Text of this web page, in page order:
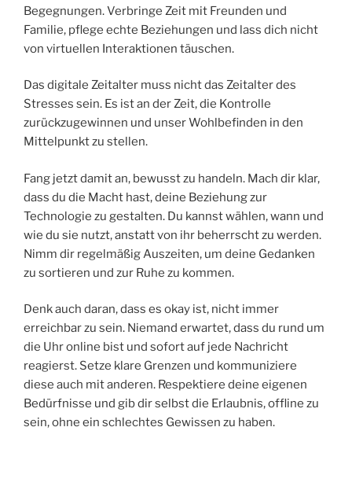
Begegnungen. Verbringe Zeit mit Freunden und
Familie, pflege echte Beziehungen und lass dich nicht
von virtuellen Interaktionen täuschen.
Das digitale Zeitalter muss nicht das Zeitalter des
Stresses sein. Es ist an der Zeit, die Kontrolle
zurückzugewinnen und unser Wohlbefinden in den
Mittelpunkt zu stellen.
Fang jetzt damit an, bewusst zu handeln. Mach dir klar,
dass du die Macht hast, deine Beziehung zur
Technologie zu gestalten. Du kannst wählen, wann und
wie du sie nutzt, anstatt von ihr beherrscht zu werden.
Nimm dir regelmäßig Auszeiten, um deine Gedanken
zu sortieren und zur Ruhe zu kommen.
Denk auch daran, dass es okay ist, nicht immer
erreichbar zu sein. Niemand erwartet, dass du rund um
die Uhr online bist und sofort auf jede Nachricht
reagierst. Setze klare Grenzen und kommuniziere
diese auch mit anderen. Respektiere deine eigenen
Bedürfnisse und gib dir selbst die Erlaubnis, offline zu
sein, ohne ein schlechtes Gewissen zu haben.